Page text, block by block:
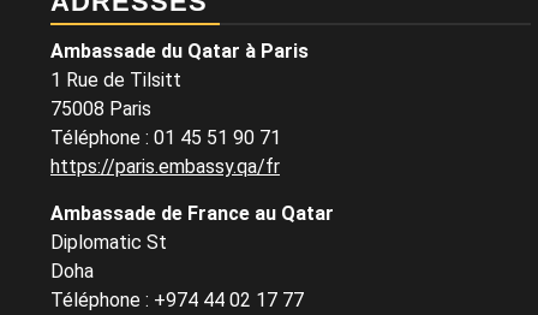
Ambassade du Qatar à Paris
1 Rue de Tilsitt
75008 Paris
Téléphone : 01 45 51 90 71
https://paris.embassy.qa/fr
Ambassade de France au Qatar
Diplomatic St
Doha
Téléphone : +974 44 02 17 77